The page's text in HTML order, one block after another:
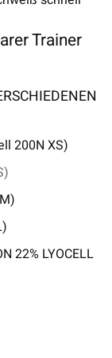
Trainer
200N XS)
22% LYOCELL